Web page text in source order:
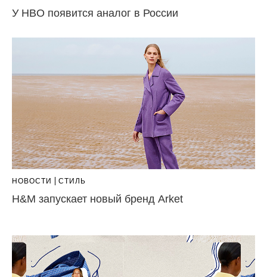
У HBO появится аналог в России
НОВОСТИ СТИЛЬ
H&M запускает новый бренд Arket